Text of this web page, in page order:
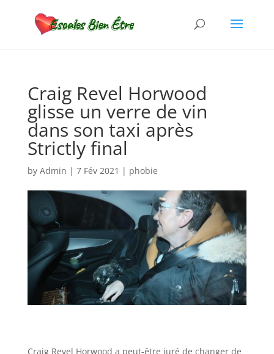
Craig Revel Horwood
glisse un verre de vin
dans son taxi après
Strictly final
by Admin | 7 Fév 2021 | phobie
Craig Revel Horwood a peut-être juré de changer de